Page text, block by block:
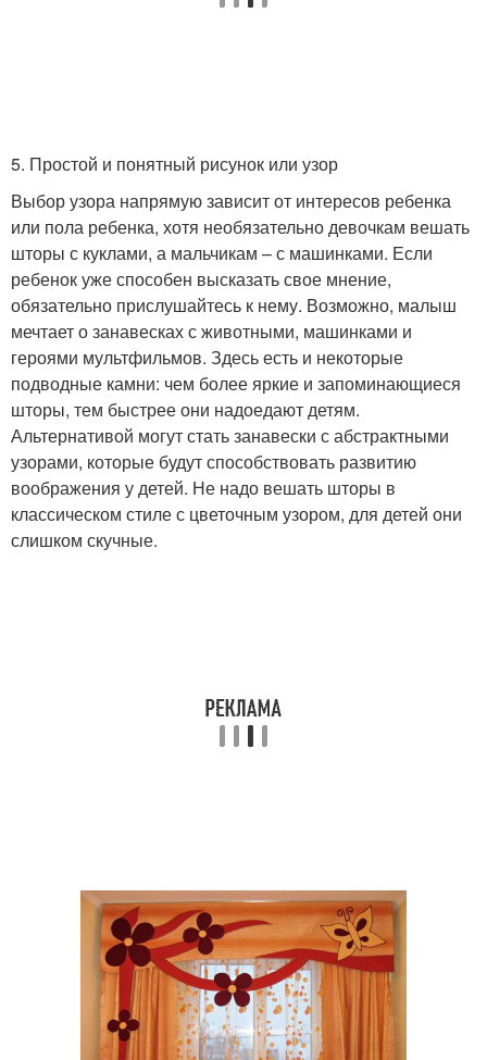
5. Простой и понятный рисунок или узор
Выбор узора напрямую зависит от интересов ребенка
или пола ребенка, хотя необязательно девочкам вешать
шторы с куклами, а мальчикам – с машинками. Если
ребенок уже способен высказать свое мнение,
обязательно прислушайтесь к нему. Возможно, малыш
мечтает о занавесках с животными, машинками и
героями мультфильмов. Здесь есть и некоторые
подводные камни: чем более яркие и запоминающиеся
шторы, тем быстрее они надоедают детям.
Альтернативой могут стать занавески с абстрактными
узорами, которые будут способствовать развитию
воображения у детей. Не надо вешать шторы в
классическом стиле с цветочным узором, для детей они
слишком скучные.